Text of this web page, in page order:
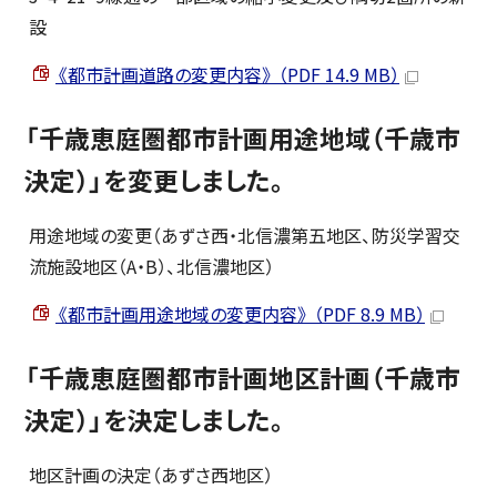
設
《都市計画道路の変更内容》 （PDF 14.9 MB）
「千歳恵庭圏都市計画用途地域（千歳市
決定）」を変更しました。
用途地域の変更（あずさ西・北信濃第五地区、防災学習交
流施設地区（A・B）、北信濃地区）
《都市計画用途地域の変更内容》 （PDF 8.9 MB）
「千歳恵庭圏都市計画地区計画（千歳市
決定）」を決定しました。
地区計画の決定（あずさ西地区）